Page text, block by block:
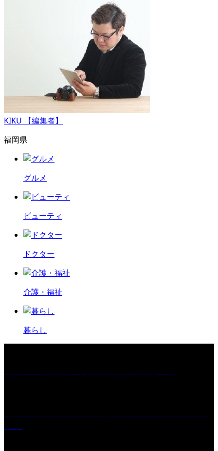
KIKU 【編集者】
福岡県
グルメ
ビューティ
ドクター
介護・福祉
暮らし